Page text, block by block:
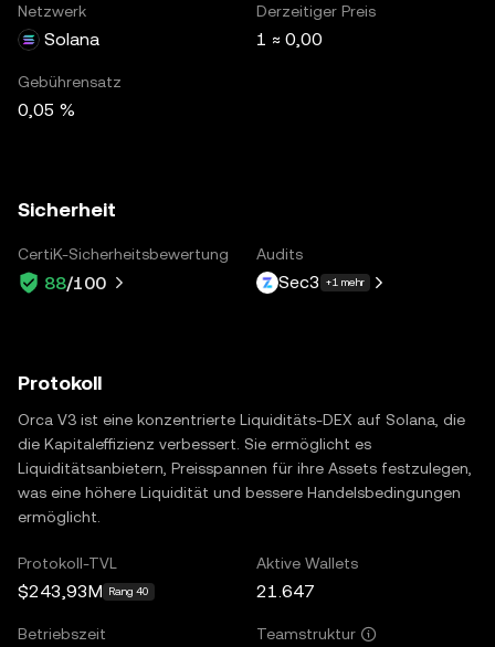
Netzwerk
Solana
Derzeitiger Preis
1 ≈ 0,00
Gebührensatz
0,05 %
Sicherheit
CertiK-Sicherheitsbewertung
88/100
Audits
Sec3 +1 mehr
Protokoll
Orca V3 ist eine konzentrierte Liquiditäts-DEX auf Solana, die
die Kapitaleffizienz verbessert. Sie ermöglicht es
Liquiditätsanbietern, Preisspannen für ihre Assets festzulegen,
was eine höhere Liquidität und bessere Handelsbedingungen
ermöglicht.
Protokoll-TVL
$243,93M Rang 40
Aktive Wallets
21.647
Betriebszeit Teamstruktur